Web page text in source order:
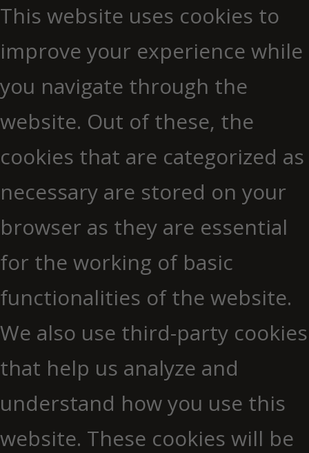
This website uses cookies to
improve your experience while
you navigate through the
website. Out of these, the
cookies that are categorized as
necessary are stored on your
browser as they are essential
for the working of basic
functionalities of the website.
We also use third-party cookies
that help us analyze and
understand how you use this
website. These cookies will be